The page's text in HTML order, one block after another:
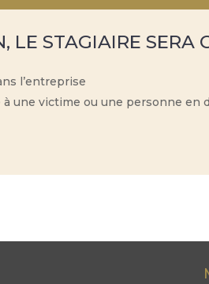
LE STAGIAIRE SERA
l’entreprise
une victime ou une personne en